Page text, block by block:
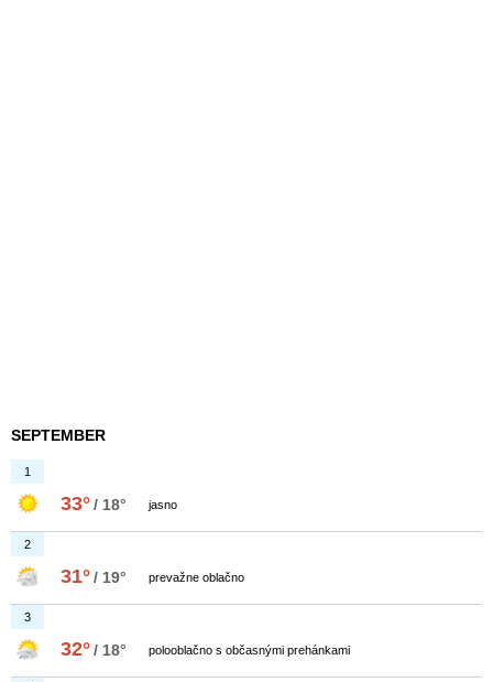
SEPTEMBER
1
33°/ 18° jasno
2
31°/ 19° prevažne oblačno
3
32°/ 18° polooblačno s občasnými prehánkami